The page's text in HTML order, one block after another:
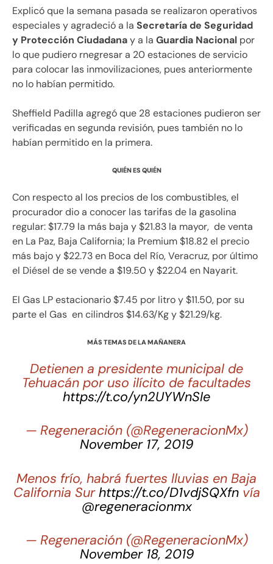
Explicó que la semana pasada se realizaron operativos
especiales y agradeció a la Secretaría de Seguridad
y Protección Ciudadanay a la Guardia Nacional por
lo que pudiero rnegresar a 20 estaciones de servicio
para colocar las inmovilizaciones, pues anteriormente
no lo habían permitido.
Sheffield Padilla agregó que 28 estaciones pudieron ser
verificadas en segunda revisión, pues también no lo
habían permitido en la primera.
QUIÉN ES QUIÉN
Con respecto al los precios de los combustibles, el
procurador dio a conocer las tarifas de la gasolina
regular: $17.79 la más baja y $21.83 la mayor, de venta
en La Paz, Baja California; la Premium $18.82 el precio
más bajo y $22.73 en Boca del Río, Veracruz, por último
el Diésel de se vende a $19.50 y $22.04 en Nayarit.
El Gas LP estacionario $7.45 por litro y $11.50, por su
parte el Gas en cilindros $14.63/Kg y $21.29/kg.
MÁS TEMAS DE LA MAÑANERA
Detienen a presidente municipal de
Tehuacán por uso ilícito de facultades
https://t.co/yn2UYWnSIe
— Regeneración (@RegeneracionMx)
November 17, 2019
Menos frío, habrá fuertes lluvias en Baja
California Surhttps://t.co/D1vdjSQXfnvía
@regeneracionmx
— Regeneración (@RegeneracionMx)
November 18, 2019